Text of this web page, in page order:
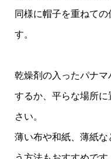
同様に帽子を重ねて
す。
乾燥剤の入ったパナ
するか、平らな場所
さい。
薄い布や和紙、薄紙